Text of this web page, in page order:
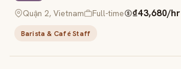
Quận 2, Vietnam
Full-time ₫43,680/hr
Barista & Café Staff